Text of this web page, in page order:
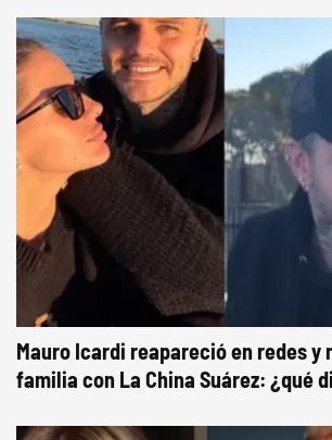
Mauro Icardi reapareció en redes y
familia con La China Suárez: ¿qué